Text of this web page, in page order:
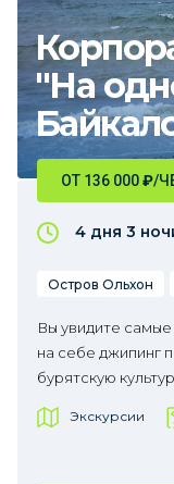
"На
ОТ 136 000₽/
4 дня 3
Остров Ольхон
Вы увидите
на себе джипинг
бурятскую
Экскурсии